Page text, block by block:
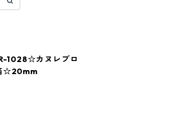
1028☆カヌレブロ
☆20mm